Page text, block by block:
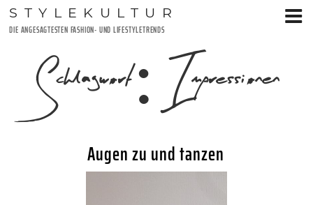
Zum
Inhalt
STYLEKULTUR
DIE ANGESAGTESTEN FASHION- UND LIFESTYLETRENDS
Schlagwort: Impressionen
Augen zu und tanzen